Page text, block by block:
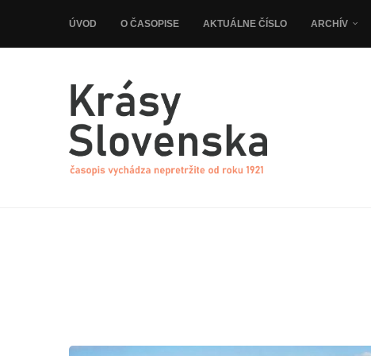
ÚVOD O ČASOPISE AKTUÁLNE ČÍSLO ARCHÍV